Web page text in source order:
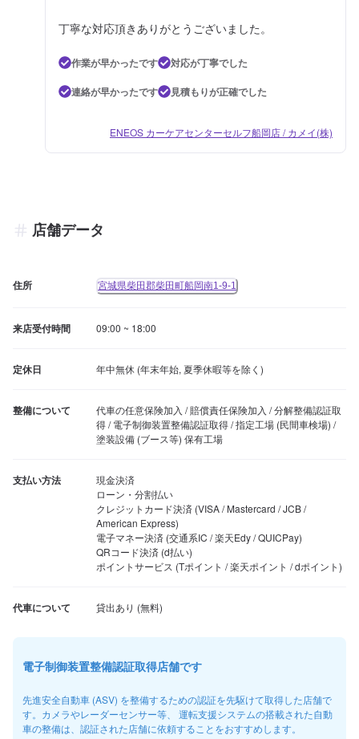
丁寧な対応頂きありがとうございました。
作業が早かったです
対応が丁寧でした
連絡が早かったです
見積もりが正確でした
ENEOS カーケアセンターセルフ船岡店 / カメイ(株)
店舗データ
住所 宮城県柴田郡柴田町船岡南1-9-1
来店受付時間 09:00 ~ 18:00
定休日 年中無休 (年末年始, 夏季休暇等を除く)
整備について
代車の任意保険加入 / 賠償責任保険加入 / 分解整備認証取
得 / 電子制御装置整備認証取得 / 指定工場 (民間車検場) /
塗装設備 (ブース等) 保有工場
支払い方法
現金決済
ローン・分割払い
クレジットカード決済 (VISA / Mastercard / JCB /
American Express)
電子マネー決済 (交通系IC / 楽天Edy / QUICPay)
QRコード決済 (d払い)
ポイントサービス (Tポイント / 楽天ポイント / dポイント)
代車について
電子制御装置整備認証取得店舗です
先進安全自動車 (ASV) を整備するための認証を先駆けて取得した店舗で
す。カメラやレーダーセンサー等、 運転支援システムの搭載された自動
車の整備は、認証された店舗に依頼することをおすすめします。